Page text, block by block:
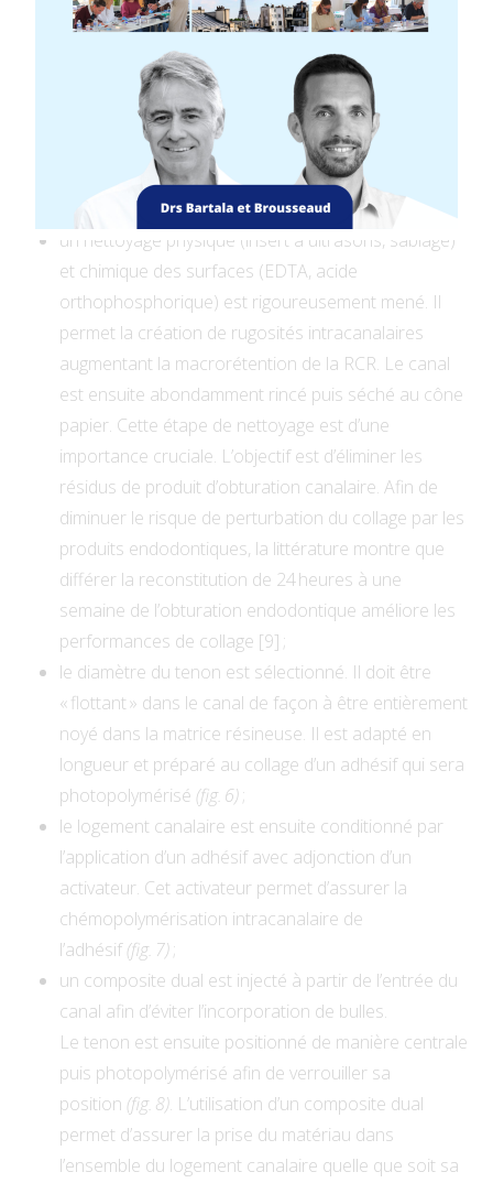
un nettoyage physique (insert à ultrasons, sablage)
et chimique des surfaces (EDTA, acide
orthophosphorique) est rigoureusement mené. Il
permet la création de rugosités intracanalaires
augmentant la macrorétention de la RCR. Le canal
est ensuite abondamment rincé puis séché au cône
papier. Cette étape de nettoyage est d’une
importance cruciale. L’objectif est d’éliminer les
résidus de produit d’obturation canalaire. Afin de
diminuer le risque de perturbation du collage par les
produits endodontiques, la littérature montre que
différer la reconstitution de 24 heures à une
semaine de l’obturation endodontique améliore les
performances de collage [9] ;
le diamètre du tenon est sélectionné. Il doit être
« flottant » dans le canal de façon à être entièrement
noyé dans la matrice résineuse. Il est adapté en
longueur et préparé au collage d’un adhésif qui sera
photopolymérisé (fig. 6);
le logement canalaire est ensuite conditionné par
l’application d’un adhésif avec adjonction d’un
activateur. Cet activateur permet d’assurer la
chémopolymérisation intracanalaire de
l’adhésif(fig. 7);
un composite dual est injecté à partir de l’entrée du
canal afin d’éviter l’incorporation de bulles.
Le tenon est ensuite positionné de manière centrale
puis photopolymérisé afin de verrouiller sa
position (fig. 8). L’utilisation d’un composite dual
permet d’assurer la prise du matériau dans
l’ensemble du logement canalaire quelle que soit sa